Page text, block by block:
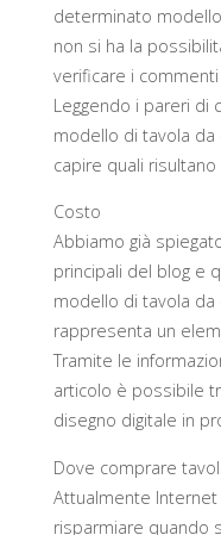
determinato
non si ha la
verificare i
Leggendo i pareri di
modello di tavola
capire quali
Costo
Abbiamo già
principali del blog e
modello di tavola da
rappresenta un
Tramite le
articolo è possibile
disegno digitale in
Dove comprare
Attualmente
risparmiare quando